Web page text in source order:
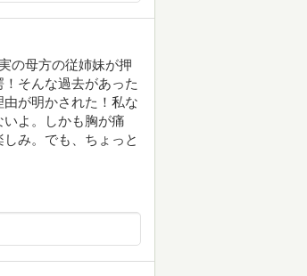
の母方の従姉妹が押
そんな過去があった
が明かされた！私な
よ。しかも胸が痛
み。でも、ちょっと